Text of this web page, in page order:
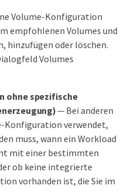
Volume-Konfiguration
empfohlenen Volumes und
hinzufügen oder löschen.
Volumes
ohne spezifische
— Bei anderen
Konfiguration verwendet,
muss, wann ein Workload
mit einer bestimmten
ob keine integrierte
vorhanden ist, die Sie im